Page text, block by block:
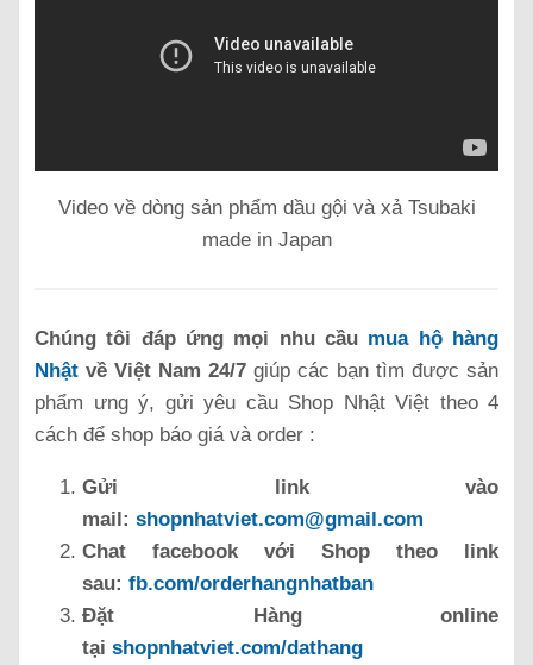
Video về dòng sản phẩm dầu gội và xả Tsubaki
made in Japan
Chúng tôi đáp ứng mọi nhu cầu mua hộ hàng
Nhật về Việt Nam 24/7 giúp các bạn tìm được sản
phẩm ưng ý, gửi yêu cầu Shop Nhật Việt theo 4
cách để shop báo giá và order :
Gửi link vào
mail: shopnhatviet.com@gmail.com
Chat facebook với Shop theo link
sau: fb.com/orderhangnhatban
Đặt Hàng online
tại shopnhatviet.com/dathang